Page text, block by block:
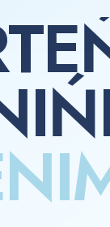
TE
IŃ
NI